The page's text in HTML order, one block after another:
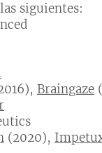
siguientes:
Braingaze
(2020),